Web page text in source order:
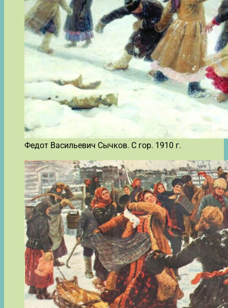
Федот Васильевич Сычков. С гор. 1910 г.